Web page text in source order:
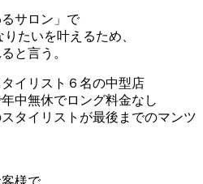
るサロン」で
たいを叶えるため、
と言う。
イリスト６名の中型店
中無休でロング料金なし
タイリストが最後までのマンツ